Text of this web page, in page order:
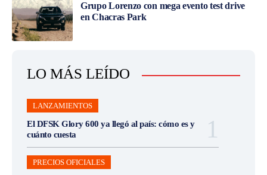
Grupo Lorenzo con mega evento test drive
en Chacras Park
LO MÁS LEÍDO
LANZAMIENTOS
El DFSK Glory 600 ya llegó al país: cómo es y
cuánto cuesta
PRECIOS OFICIALES